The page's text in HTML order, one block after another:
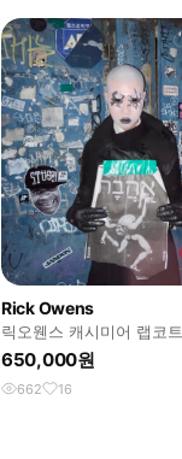
Rick Owens
릭오웬스 캐시미어 랩코트
650,000원
662 16